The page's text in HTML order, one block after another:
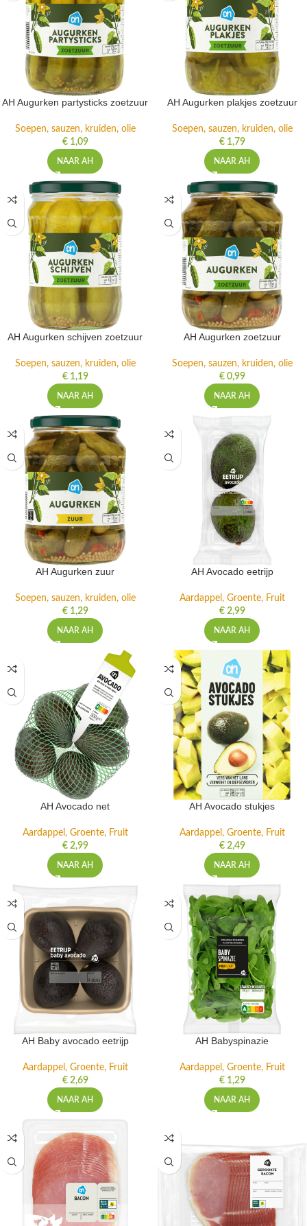
AH Augurken partysticks zoetzuur
Soepen, sauzen, kruiden, olie
€1,09
NAAR AH
AH Augurken plakjes zoetzuur
Soepen, sauzen, kruiden, olie
€1,79
NAAR AH
AH Augurken schijven zoetzuur
Soepen, sauzen, kruiden, olie
€1,19
NAAR AH
AH Augurken zoetzuur
Soepen, sauzen, kruiden, olie
€0,99
NAAR AH
AH Augurken zuur
Soepen, sauzen, kruiden, olie
€1,29
NAAR AH
AH Avocado eetrijp
Aardappel, Groente, Fruit
€2,99
NAAR AH
AH Avocado net
Aardappel, Groente, Fruit
€2,99
NAAR AH
AH Avocado stukjes
Aardappel, Groente, Fruit
€2,49
NAAR AH
AH Baby avocado eetrijp
Aardappel, Groente, Fruit
€2,69
NAAR AH
AH Babyspinazie
Aardappel, Groente, Fruit
€1,29
NAAR AH